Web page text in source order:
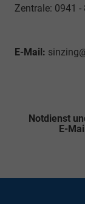
Zentrale: 0941 -
E-Mail:
Notdienst
E-